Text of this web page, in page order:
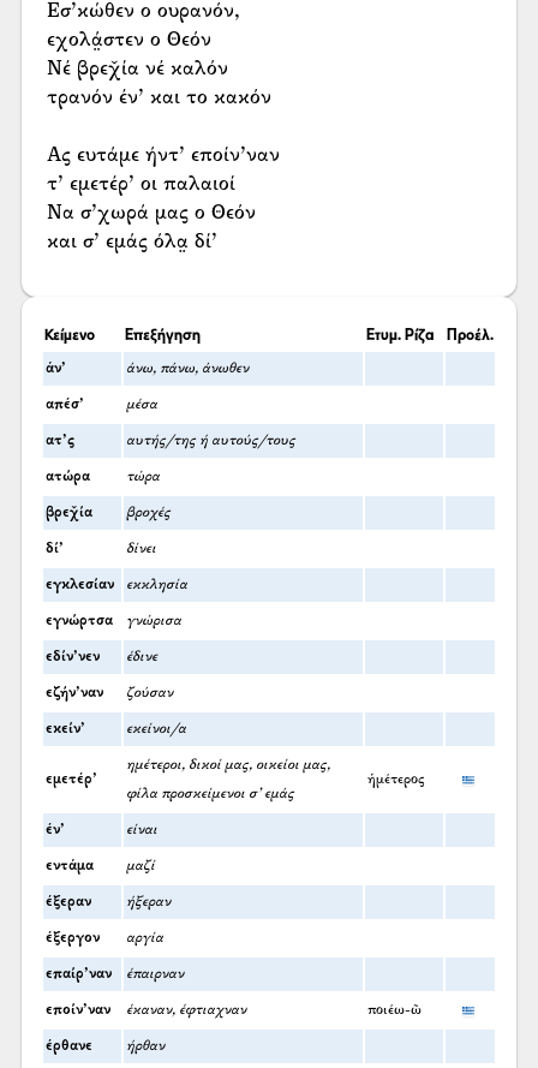
Εσ’κώθεν ο ουρανόν,
εχολά̤στεν ο Θεόν
Νέ βρεχ̌ία νέ καλόν
τρανόν έν’ και το κακόν
Ας ευτάμε ήντ’ εποίν’ναν
τ’ εμετέρ’ οι παλαιοί
Να σ’χωρά μας ο Θεόν
και σ’ εμάς όλα̤ δί’
Κείμενο Επεξήγηση Ετυμ. Ρίζα Προέλ.
άν’ άνω, πάνω, άνωθεν
απέσ’ μέσα
ατ’ς αυτής/της ή αυτούς/τους
ατώρα τώρα
βρεχ̌ία βροχές
δί’ δίνει
εγκλεσίαν εκκλησία
εγνώρτσα γνώρισα
εδίν’νεν έδινε
εζήν’ναν ζούσαν
εκείν’ εκείνοι/α
εμετέρ’
ημέτεροι, δικοί μας, οικείοι μας,
φίλα προσκείμενοι σ' εμάς
ἡμέτερος
έν’ είναι
εντάμα μαζί
έξεραν ήξεραν
έξεργον αργία
επαίρ’ναν έπαιρναν
εποίν’ναν έκαναν, έφτιαχναν ποιέω-ῶ
έρθανε ήρθαν